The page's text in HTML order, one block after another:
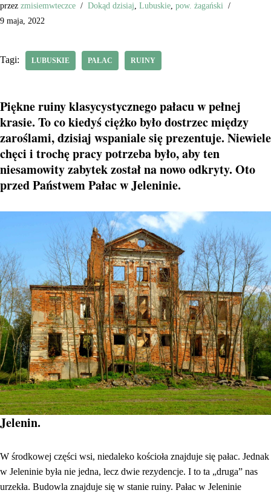
przez zmisiemwteczce Dokąd dzisiaj, Lubuskie, pow. żagański
9 maja, 2022
Tagi: LUBUSKIE PAŁAC RUINY
Piękne ruiny klasycystycznego pałacu w pełnej
krasie. To co kiedyś ciężko było dostrzec między
zaroślami, dzisiaj wspaniale się prezentuje. Niewiele
chęci i trochę pracy potrzeba było, aby ten
niesamowity zabytek został na nowo odkryty. Oto
przed Państwem Pałac w Jeleninie.
Jelenin.
W środkowej części wsi, niedaleko kościoła znajduje się pałac. Jednak
w Jeleninie była nie jedna, lecz dwie rezydencje. I to ta „druga” nas
urzekła. Budowla znajduje się w stanie ruiny. Pałac w Jeleninie